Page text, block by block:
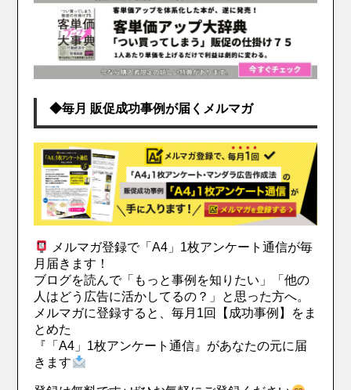
◆毎月 販促成功事例が届くメルマガ
メルマガ登録で「A4」1枚アンケート通信が毎
月届きます！
ブログを読んで「もっと事例を知りたい」「他の
人はどう広告に活かしてるの？」と思った方へ。
メルマガに登録すると、毎月1回【成功事例】をま
とめた
『「A4」1枚アンケート通信』があなたの元に届
きます